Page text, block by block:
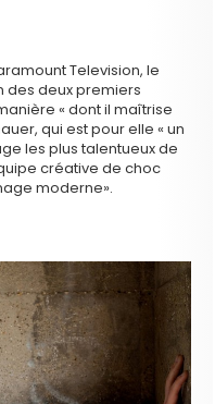
Television, le
des deux premiers
« dont il maîtrise
qui est pour elle « un
les plus talentueux de
créative de choc
moderne».